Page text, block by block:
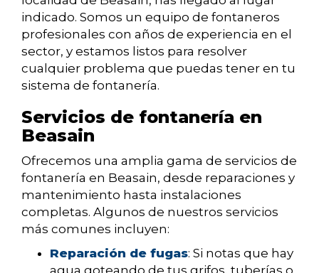
indicado. Somos un equipo de fontaneros
profesionales con años de experiencia en el
sector, y estamos listos para resolver
cualquier problema que puedas tener en tu
sistema de fontanería.
Servicios de fontanería en
Beasain
Ofrecemos una amplia gama de servicios de
fontanería en Beasain, desde reparaciones y
mantenimiento hasta instalaciones
completas. Algunos de nuestros servicios
más comunes incluyen:
Reparación de fugas: Si notas que hay